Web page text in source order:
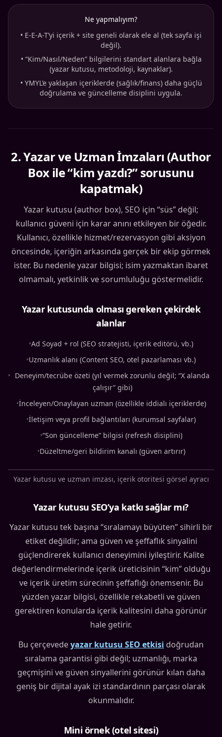
Ne yapmalıyım?
• E-E-A-T’yi içerik + site geneli olarak ele al (tek sayfa işi
değil).
• “Kim/Nasıl/Neden” bilgilerini standart alanlara bağla
(yazar kutusu, metodoloji, kaynaklar).
• YMYL’e yaklaşan içeriklerde (sağlık/finans) daha güçlü
doğrulama ve güncelleme disiplini uygula.
2.Yazar ve Uzman İmzaları (Author
Box ile “kim yazdı?” sorusunu
kapatmak)
Yazar kutusu (author box), SEO için “süs” değil;
kullanıcı güveni için karar anını etkileyen bir öğedir.
Kullanıcı, özellikle hizmet/rezervasyon gibi aksiyon
öncesinde, içeriğin arkasında gerçek bir ekip görmek
ister. Bu nedenle yazar bilgisi; isim yazmaktan ibaret
olmamalı, yetkinlik ve sorumluluğu göstermelidir.
Yazar kutusunda olması gereken çekirdek
alanlar
•Ad Soyad + rol (SEO stratejisti, içerik editörü, vb.)
•Uzmanlık alanı (Content SEO, otel pazarlaması vb.)
• Deneyim/tecrübe özeti (yıl vermek zorunlu değil; “X alanda
çalışır” gibi)
•İnceleyen/Onaylayan uzman (özellikle iddialı içeriklerde)
•İletişim veya profil bağlantıları (kurumsal sayfalar)
•“Son güncelleme” bilgisi (refresh disiplini)
•Düzeltme/geri bildirim kanalı (güven artırır)
Yazar kutusu ve uzman imzası, içerik otoritesi görsel ayracı
Yazar kutusu SEO’ya katkı sağlar mı?
Yazar kutusu tek başına “sıralamayı büyüten” sihirli bir
etiket değildir; ama güven ve şeffaflık sinyalini
güçlendirerek kullanıcı deneyimini iyileştirir. Kalite
değerlendirmelerinde içerik üreticisinin “kim” olduğu
ve içerik üretim sürecinin şeffaflığı önemsenir. Bu
yüzden yazar bilgisi, özellikle rekabetli ve güven
gerektiren konularda içerik kalitesini daha görünür
hale getirir.
Bu çerçevedeyazar kutusu SEO etkisi doğrudan
sıralama garantisi gibi değil; uzmanlığı, marka
geçmişini ve güven sinyallerini görünür kılan daha
geniş bir dijital ayak izi standardının parçası olarak
okunmalıdır.
Mini örnek (otel sitesi)